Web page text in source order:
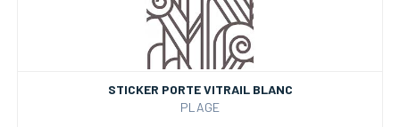
STICKER PORTE VITRAIL BLANC
PLAGE